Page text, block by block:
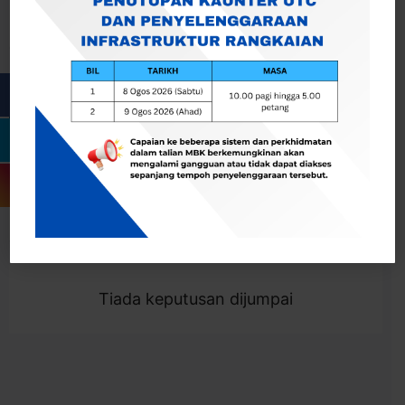
Togol Penapis
Showing 0 result
Tiada keputusan dijumpai